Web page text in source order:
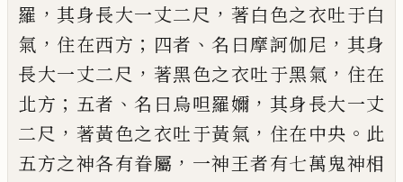
羅 ， 其身長大一丈二尺 ， 著白色之衣吐于白
氣 ， 住在西方 ； 四者 、 名曰摩訶伽尼 ， 其身
長大一丈二尺 ， 著黑色之衣吐于黑氣 ， 住在
北方 ； 五者 、 名曰烏呾羅嬭 ， 其身長大一丈
二尺 ， 著黃色之衣吐于黃氣 ， 住在中央 。 此
五方之神各有眷屬 ， 一神王者有七萬鬼神相